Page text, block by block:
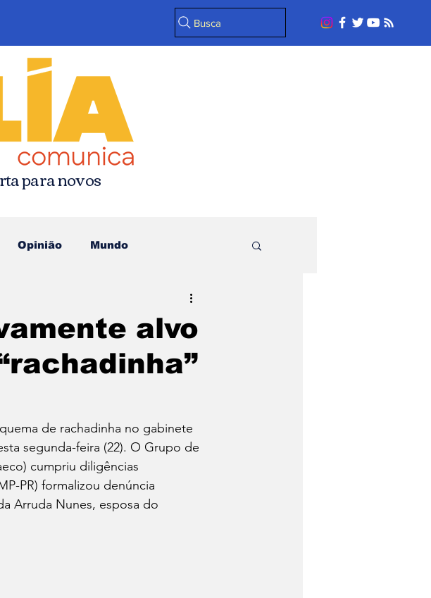
Busca
para novos
Opinião Mundo
Cidades Trabalhadores
Opinião
alvo
de rachadinha no gabinete
segunda-feira (22). O Grupo de
cumpriu diligências
PR) formalizou denúncia
Arruda Nunes, esposa do